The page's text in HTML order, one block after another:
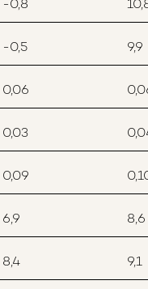
-0,8
-0,5 9,9
0,06
0,03
0,09
6,9 8,6
8,4 9,1